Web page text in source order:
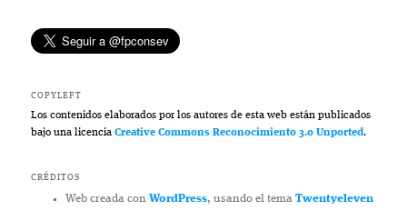
COPYLEFT
Los contenidos elaborados por los autores de esta web están publicados
bajo una licenciaCreative Commons Reconocimiento 3.0 Unported.
CRÉDITOS
Web creada con WordPress, usando el tema Twentyeleven